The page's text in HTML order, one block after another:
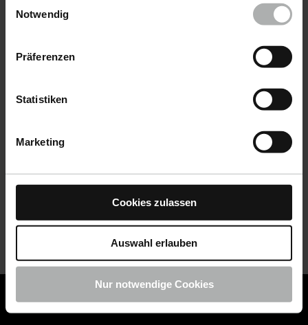
Einstellungen zu den Cookies finden Sie unter
Notwendig
Präferenzen
Statistiken
Marketing
Cookies zulassen
Auswahl erlauben
Nur notwendige Cookies
COLOURLOCK ist jetzt Teil von KochChemie -
COLOURLOCK Produkte shoppen